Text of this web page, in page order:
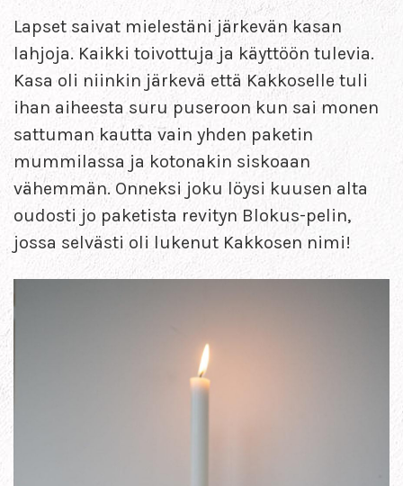
Lapset saivat mielestäni järkevän kasan
lahjoja. Kaikki toivottuja ja käyttöön tulevia.
Kasa oli niinkin järkevä että Kakkoselle tuli
ihan aiheesta suru puseroon kun sai monen
sattuman kautta vain yhden paketin
mummilassa ja kotonakin siskoaan
vähemmän. Onneksi joku löysi kuusen alta
oudosti jo paketista revityn Blokus-pelin,
jossa selvästi oli lukenut Kakkosen nimi!